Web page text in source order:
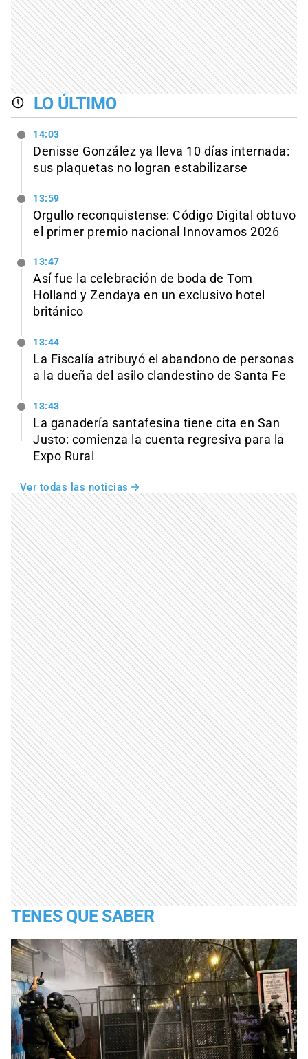
LO ÚLTIMO
14:03
Denisse González ya lleva 10 días internada:
sus plaquetas no logran estabilizarse
13:59
Orgullo reconquistense: Código Digital obtuvo
el primer premio nacional Innovamos 2026
13:47
Así fue la celebración de boda de Tom
Holland y Zendaya en un exclusivo hotel
británico
13:44
La Fiscalía atribuyó el abandono de personas
a la dueña del asilo clandestino de Santa Fe
13:43
La ganadería santafesina tiene cita en San
Justo: comienza la cuenta regresiva para la
Expo Rural
Ver todas las noticias
TENES QUE SABER